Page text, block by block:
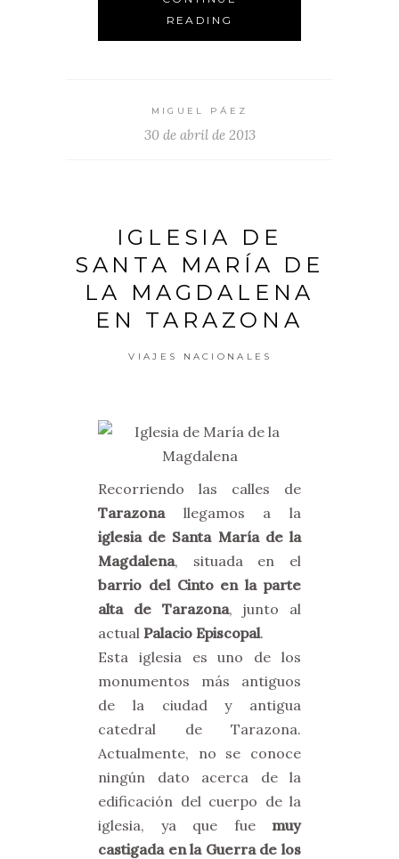
READING
MIGUEL PÁEZ
30 de abril de 2013
IGLESIA DE
SANTA MARÍA DE
LA MAGDALENA
EN TARAZONA
VIAJES NACIONALES
Recorriendo las calles de
Tarazonallegamos a la
iglesia de Santa María de la
Magdalena, situada en el
barrio del Cinto en la parte
alta de Tarazona, junto al
actual Palacio Episcopal.
Esta iglesia es uno de los
monumentos más antiguos
de la ciudad y antigua
catedral de Tarazona.
Actualmente, no se conoce
ningún dato acerca de la
edificación del cuerpo de la
iglesia, ya que fue muy
castigada en la Guerra de los